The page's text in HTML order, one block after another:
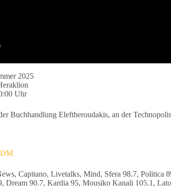
2025
Uhr
Buchhandlung Eleftheroudakis, an der
Capitano, Livetalks, Mind, Sfera 98.7, Politica
Dream 90.7, Kardia 95, Mousiko Kanali 105.1,